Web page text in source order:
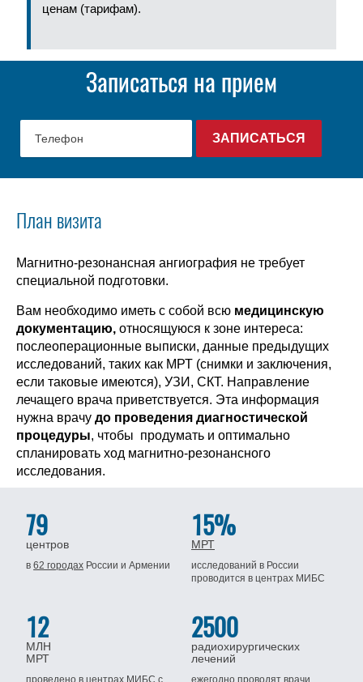
ценам (тарифам).
Записаться на прием
План визита
Магнитно-резонансная ангиография не требует
специальной подготовки.
Вам необходимо иметь с собой всю медицинскую
документацию, относящуюся к зоне интереса:
послеоперационные выписки, данные предыдущих
исследований, таких как МРТ (снимки и заключения,
если таковые имеются), УЗИ, СКТ. Направление
лечащего врача приветствуется. Эта информация
нужна врачу до проведения диагностической
процедуры, чтобы продумать и оптимально
спланировать ход магнитно-резонансного
исследования.
79
центров
в62 городах Россиии Армении
15%
МРТ
исследований в России
проводится в центрах МИБС
12
МЛН
МРТ
проведено в центрах МИБСс
2500
радиохирургических
лечений
ежегодно проводят врачи